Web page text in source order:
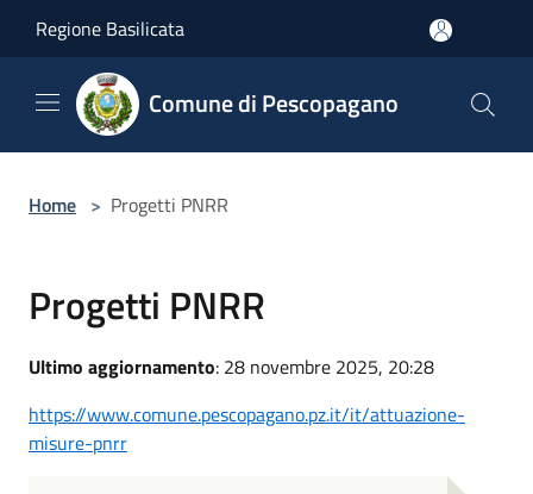
Regione Basilicata
Comune di Pescopagano
Home > Progetti PNRR
Progetti PNRR
Ultimo aggiornamento: 28 novembre 2025, 20:28
https://www.comune.pescopagano.pz.it/it/attuazione-
misure-pnrr